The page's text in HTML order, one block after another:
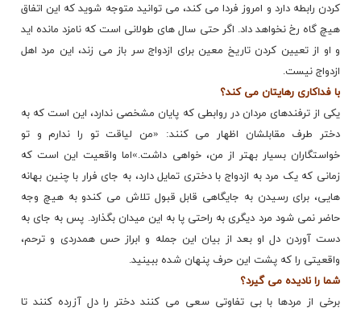
کردن رابطه دارد و امروز فردا می کند، می توانید متوجه شوید که این اتفاق
هیچ گاه رخ نخواهد داد. اگر حتی سال های طولانی است که نامزد مانده اید
و او از تعیین کردن تاریخ معین برای ازدواج سر باز می زند، این مرد اهل
ازدواج نیست.
با فداکاری رهایتان می کند؟
یکی از ترفندهای مردان در روابطی که پایان مشخصی ندارد، این است که به
دختر طرف مقابلشان اظهار می کنند: «من لیاقت تو را ندارم و تو
خواستگاران بسیار بهتر از من، خواهی داشت.»اما واقعیت این است که
زمانی که یک مرد به ازدواج با دختری تمایل دارد، به جای فرار با چنین بهانه
هایی، برای رسیدن به جایگاهی قابل قبول تلاش می کندو به هیچ وجه
حاضر نمی شود مرد دیگری به راحتی پا به این میدان بگذارد. پس به جای به
دست آوردن دل او بعد از بیان این جمله و ابراز حس همدردی و ترحم،
واقعیتی را که پشت این حرف پنهان شده ببینید.
شما را نادیده می گیرد؟
برخی از مردها با بی تفاوتی سعی می کنند دختر را دل آزرده کنند تا